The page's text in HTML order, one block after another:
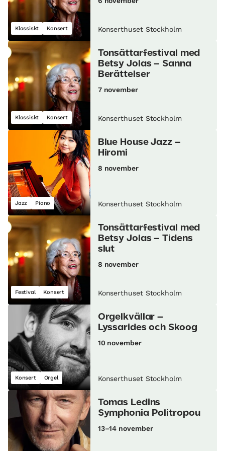
Klassiskt Konsert Konserthuset Stockholm
Klassiskt Konsert
Tonsättarfestival med
Betsy Jolas – Sanna
Berättelser
7 november
Konserthuset Stockholm
Jazz Piano
Blue House Jazz –
Hiromi
8 november
Konserthuset Stockholm
Festival Konsert
Tonsättarfestival med
Betsy Jolas – Tidens
slut
8 november
Konserthuset Stockholm
Konsert Orgel
Orgelkvällar –
Lyssarides och Skoog
10 november
Konserthuset Stockholm
Tomas Ledins
Symphonia Politropou
13–14 november